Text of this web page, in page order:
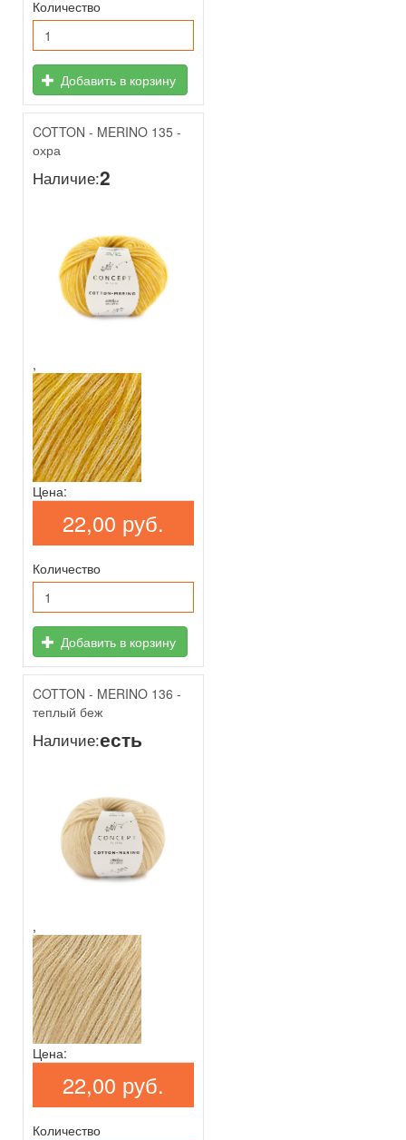
Количество
Добавить в корзину
COTTON - MERINO 135 -
охра
Наличие:2
,
Цена:
22,00 руб.
Количество
Добавить в корзину
COTTON - MERINO 136 -
теплый беж
Наличие:есть
,
Цена:
22,00 руб.
Количество